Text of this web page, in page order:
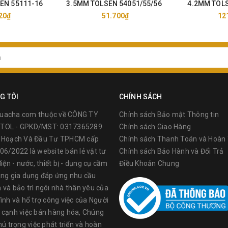
55111-16
3.5MM TOLSEN 54051/55/56
51.700₫
4.2MM
TÔI
thuộc về CÔNG TY
- GPKD/MST: 0317365289
Hoạch Và Đầu Tư TPHCM cấp
2022 là website bán lẻ vật tư
- nước, thiết bị - dụng cụ cầm
gia dụng đáp ứng nhu cầu
và bảo trì ngôi nhà thân yêu của
và hổ trợ công việc của Người
việc bán hàng hóa, Chúng
trọng việc phát triển và hoàn
CHÍNH SÁCH
Chính sách Bảo mật Thông tin
Chính sách Giao Hàng
Chính sách Thanh Toán và Hoàn
Chính sách Bảo Hành và Đổi Trả
Điều Khoản Chung